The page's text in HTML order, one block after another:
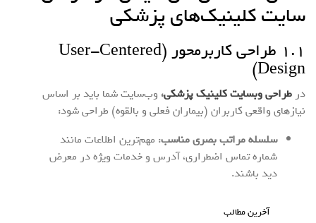
سایت کلینیک‌های پزشکی
۱.۱ طراحی کاربرمحور (User-Centered
Design)
در طراحی وبسایت کلینیک پزشکی، وب‌سایت شما باید بر اساس
نیازهای واقعی کاربران (بیماران فعلی و بالقوه) طراحی شود:
سلسله مراتب بصری مناسب: مهم‌ترین اطلاعات مانند
شماره تماس اضطراری، آدرس و خدمات ویژه در معرض
دید باشند.
آخرین مطالب